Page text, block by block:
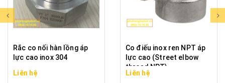
Rắc co nối hàn lồng áp
lực cao inox 304
Liên hệ
Co điếu inox ren NPT áp
lực cao (Street elbow
thread NPT)
Liên hệ